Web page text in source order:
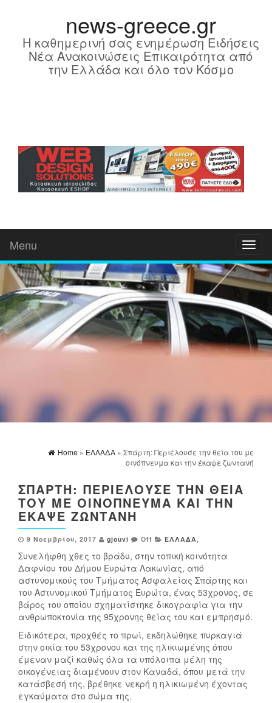
news-greece.gr
Η καθημερινή σας ενημέρωση Ειδήσεις
Νέα Ανακοινώσεις Επικαιρότητα από
την Ελλάδα και όλο τον Κόσμο
Menu
Home » ΕΛΛΑΔΑ » Σπάρτη: Περιέλουσε την θεία του με
οινόπνευμα και την έκαψε ζωντανή
ΣΠΆΡΤΗ: ΠΕΡΙΈΛΟΥΣΕ ΤΗΝ ΘΕΊΑ
ΤΟΥ ΜΕ ΟΙΝΌΠΝΕΥΜΑ ΚΑΙ ΤΗΝ
ΈΚΑΨΕ ΖΩΝΤΑΝΉ
9 Νοεμβρίου, 2017 gjouvi Off ΕΛΛΑΔΑ,
Συνελήφθη χθες το βράδυ, στην τοπική κοινότητα
Δαφνίου του Δήμου Ευρώτα Λακωνίας, από
αστυνομικούς του Τμήματος Ασφαλείας Σπάρτης και
του Αστυνομικού Τμήματος Ευρώτα, ένας 53χρονος, σε
βάρος του οποίου σχηματίστηκε δικογραφία για την
ανθρωποκτονία της 95χρονης θείας του και εμπρησμό.
Ειδικότερα, προχθές το πρωί, εκδηλώθηκε πυρκαγιά
στην οικία του 53χρονου και της ηλικιωμένης όπου
έμεναν μαζί καθώς όλα τα υπόλοιπα μέλη της
οικογένειας διαμένουν στον Καναδά, όπου μετά την
κατάσβεσή της, βρέθηκε νεκρή η ηλικιωμένη έχοντας
εγκαύματα στο σώμα της.